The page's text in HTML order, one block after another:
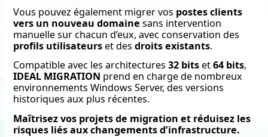
Vous pouvez également migrer vos postes clients
vers un nouveau domaine sans intervention
manuelle sur chacun d’eux, avec conservation des
profils utilisateurs et des droits existants.
Compatible avec les architectures 32 bits et64 bits,
IDEAL MIGRATION prend en charge de nombreux
environnements Windows Server, des versions
historiques aux plus récentes.
Maîtrisez vos projets de migration et réduisez les
risques liés aux changements d’infrastructure.